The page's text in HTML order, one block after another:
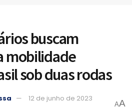
buscam
mobilidade
sob duas rodas
12 de junho de 2023
AA